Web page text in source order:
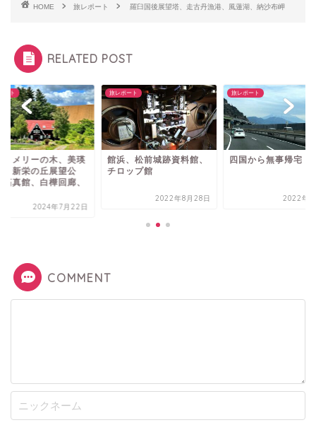
HOME 旅レポート 羅臼国後展望塔、走古丹漁港、風蓮湖、納沙布岬
RELATED POST
ート
、松前城跡資料館、
ップ館
旅レポート
四国から無事帰宅
2022年3月1日
旅レポート
ケンとメリーの木、
COMMENT